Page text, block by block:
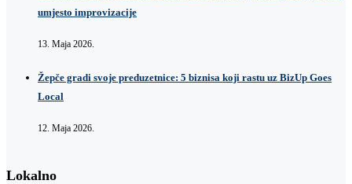
umjesto improvizacije
13. Maja 2026.
Žepče gradi svoje preduzetnice: 5 biznisa koji rastu uz BizUp Goes
Local
12. Maja 2026.
Lokalno